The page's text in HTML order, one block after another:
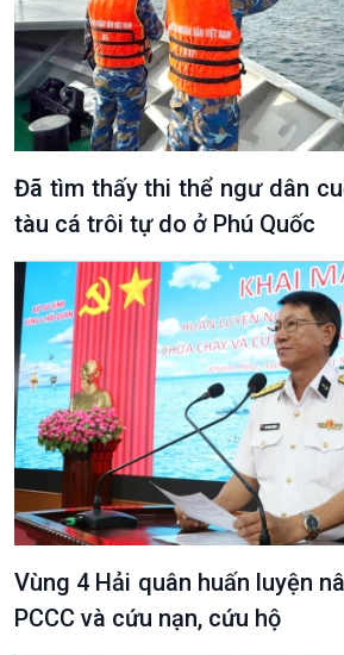
10
Câu
Dòng
Đối
Diễn
Đã tìm thấy thi thể ngư dân
tàu cá trôi tự do ở Phú Quốc
Vùng 4 Hải quân huấn luyện
PCCC và cứu nạn, cứu hộ